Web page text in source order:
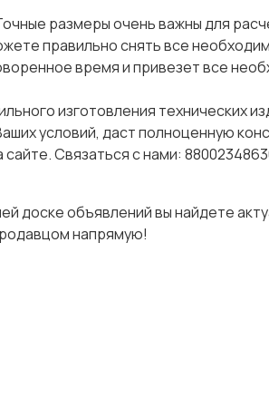
размеры очень важны для
правильно снять все
время и привезет все
изготовления технических
условий, даст полноценную
Связаться с нами:
доске объявлений вы найдете
напрямую!